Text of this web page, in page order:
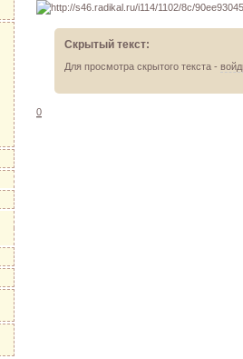
Скрытый текст:
Для просмотра скрытого текста -
0